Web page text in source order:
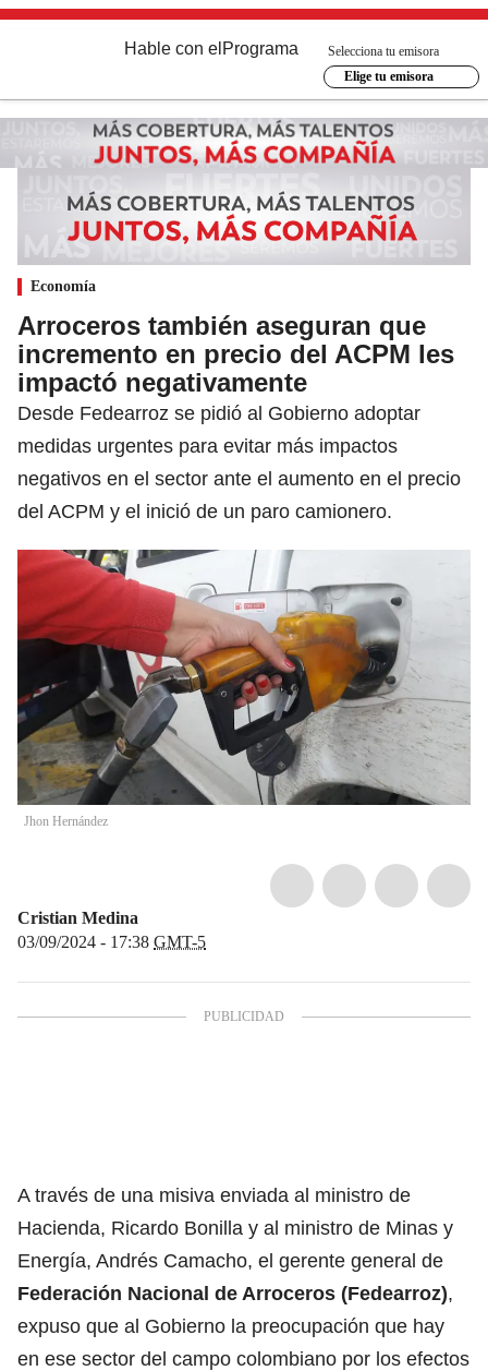
Hable con el Programa
Selecciona tu emisora
Elige tu emisora
Economía
Arroceros también aseguran que
incremento en precio del ACPM les
impactó negativamente
Desde Fedearroz se pidió al Gobierno adoptar
medidas urgentes para evitar más impactos
negativos en el sector ante el aumento en el precio
del ACPM y el inició de un paro camionero.
Jhon Hernández
Cristian Medina
03/09/2024 - 17:38 GMT-5
A través de una misiva enviada al ministro de
Hacienda, Ricardo Bonilla y al ministro de Minas y
Energía, Andrés Camacho, el gerente general de
Federación Nacional de Arroceros (Fedearroz),
expuso que al Gobierno la preocupación que hay
en ese sector del campo colombiano por los efectos